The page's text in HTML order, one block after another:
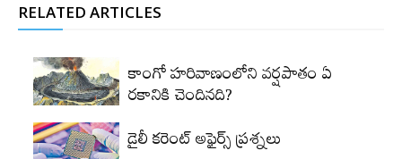
RELATED ARTICLES
కాంగో హరివాణంలోని వర్షపాతం ఏ
రకానికి చెందినది?
డైలీ కరెంట్‌ అఫైర్స్‌ ప్రశ్నలు